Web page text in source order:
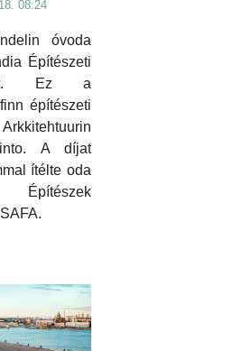
08:24
óvoda
Építészeti
Ez a
építészeti
A díjat
ítélte oda